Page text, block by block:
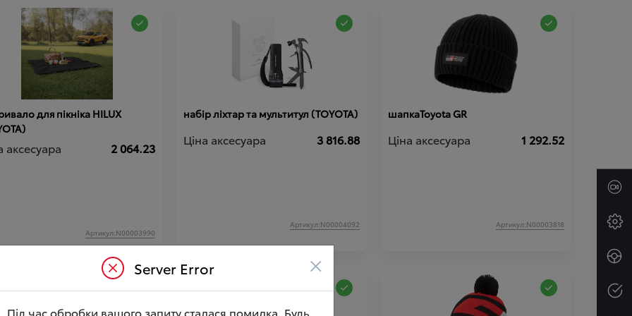
для пікніка HILUX
аксесуара 2 064.23
Артикул:N00003990
набір ліхтар та мультитул (TOYOTA)
Ціна аксесуара 3 816.88
Артикул:N00004092
шапкаToyota GR
Ціна аксесуара 1 292.52
Артикул:N00003818
Server Error ×
Під час обробки вашого запиту сталася помилка. Будь